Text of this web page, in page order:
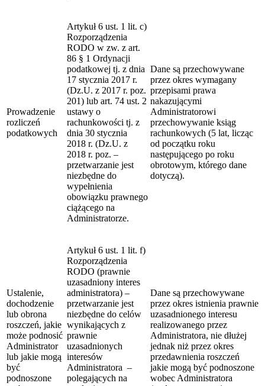
Prowadzenie
rozliczeń
podatkowych
Artykuł 6 ust. 1 lit. c)
Rozporządzenia
RODO w zw. z art.
86 § 1 Ordynacji
podatkowej tj. z dnia
17 stycznia 2017 r.
(Dz.U. z 2017 r. poz.
201) lub art. 74 ust. 2
ustawy o
rachunkowości tj. z
dnia 30 stycznia
2018 r. (Dz.U. z
2018 r. poz. –
przetwarzanie jest
niezbędne do
wypełnienia
obowiązku prawnego
ciążącego na
Administratorze.
Dane są przechowywane
przez okres wymagany
przepisami prawa
nakazującymi
Administratorowi
przechowywanie ksiąg
rachunkowych (5 lat, licząc
od początku roku
następującego po roku
obrotowym, którego dane
dotyczą).
Ustalenie,
dochodzenie
lub obrona
roszczeń, jakie
może podnosić
Administrator
lub jakie mogą
być
podnoszone
Artykuł 6 ust. 1 lit. f)
Rozporządzenia
RODO (prawnie
uzasadniony interes
administratora) –
przetwarzanie jest
niezbędne do celów
wynikających z
prawnie
uzasadnionych
interesów
Administratora –
polegających na
Dane są przechowywane
przez okres istnienia prawnie
uzasadnionego interesu
realizowanego przez
Administratora, nie dłużej
jednak niż przez okres
przedawnienia roszczeń
jakie mogą być podnoszone
wobec Administratora